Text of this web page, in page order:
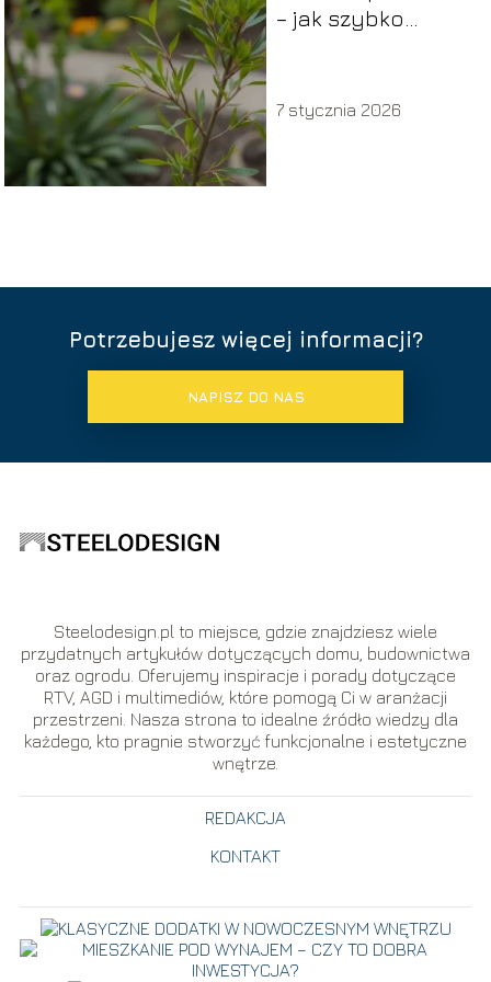
– jak szybko
7 stycznia 2026
Potrzebujesz więcej informacji?
NAPISZ DO NAS
Steelodesign.pl to miejsce, gdzie znajdziesz wiele
przydatnych artykułów dotyczących domu, budownictwa
oraz ogrodu. Oferujemy inspiracje i porady dotyczące
RTV, AGD i multimediów, które pomogą Ci w aranżacji
przestrzeni. Nasza strona to idealne źródło wiedzy dla
każdego, kto pragnie stworzyć funkcjonalne i estetyczne
wnętrze.
REDAKCJA
KONTAKT